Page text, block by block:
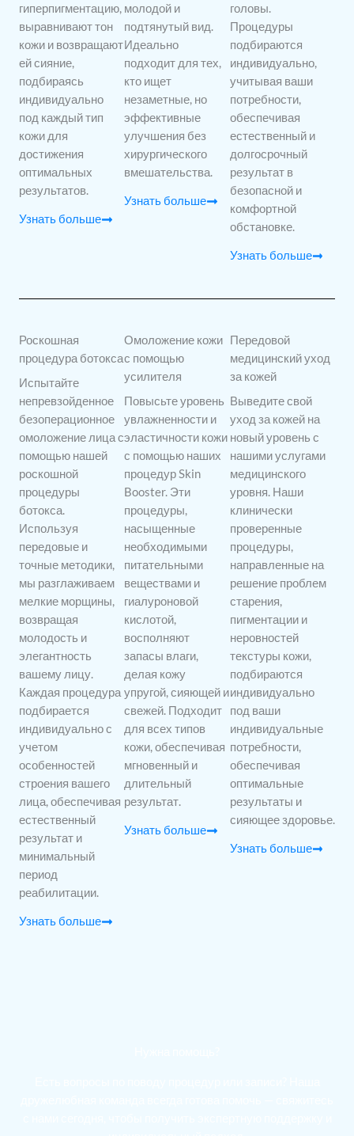
гиперпигментацию,
выравнивают тон
кожи и возвращают
ей сияние,
подбираясь
индивидуально
под каждый тип
кожи для
достижения
оптимальных
результатов.
Узнать больше
молодой и
подтянутый вид.
Идеально
подходит для тех,
кто ищет
незаметные, но
эффективные
улучшения без
хирургического
вмешательства.
Узнать больше
головы.
Процедуры
подбираются
индивидуально,
учитывая ваши
потребности,
обеспечивая
естественный и
долгосрочный
результат в
безопасной и
комфортной
обстановке.
Узнать больше
Роскошная
процедура ботокса
Испытайте
непревзойденное
безоперационное
омоложение лица с
помощью нашей
роскошной
процедуры
ботокса.
Используя
передовые и
точные методики,
мы разглаживаем
мелкие морщины,
возвращая
молодость и
элегантность
вашему лицу.
Каждая процедура
подбирается
индивидуально с
учетом
особенностей
строения вашего
лица, обеспечивая
естественный
результат и
минимальный
период
реабилитации.
Узнать больше
Омоложение кожи
с помощью
усилителя
Повысьте уровень
увлажненности и
эластичности кожи
с помощью наших
процедур Skin
Booster. Эти
процедуры,
насыщенные
необходимыми
питательными
веществами и
гиалуроновой
кислотой,
восполняют
запасы влаги,
делая кожу
упругой, сияющей и
свежей. Подходит
для всех типов
кожи, обеспечивая
мгновенный и
длительный
результат.
Узнать больше
Передовой
медицинский уход
за кожей
Выведите свой
уход за кожей на
новый уровень с
нашими услугами
медицинского
уровня. Наши
клинически
проверенные
процедуры,
направленные на
решение проблем
старения,
пигментации и
неровностей
текстуры кожи,
подбираются
индивидуально
под ваши
индивидуальные
потребности,
обеспечивая
оптимальные
результаты и
сияющее здоровье.
Узнать больше